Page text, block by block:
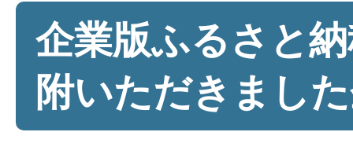
企業版ふるさと
附いただきまし